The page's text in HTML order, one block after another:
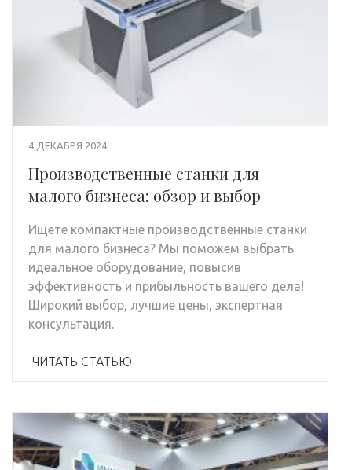
4 ДЕКАБРЯ 2024
Производственные станки для
малого бизнеса: обзор и выбор
Ищете компактные производственные станки
для малого бизнеса? Мы поможем выбрать
идеальное оборудование, повысив
эффективность и прибыльность вашего дела!
Широкий выбор, лучшие цены, экспертная
консультация.
ЧИТАТЬ СТАТЬЮ